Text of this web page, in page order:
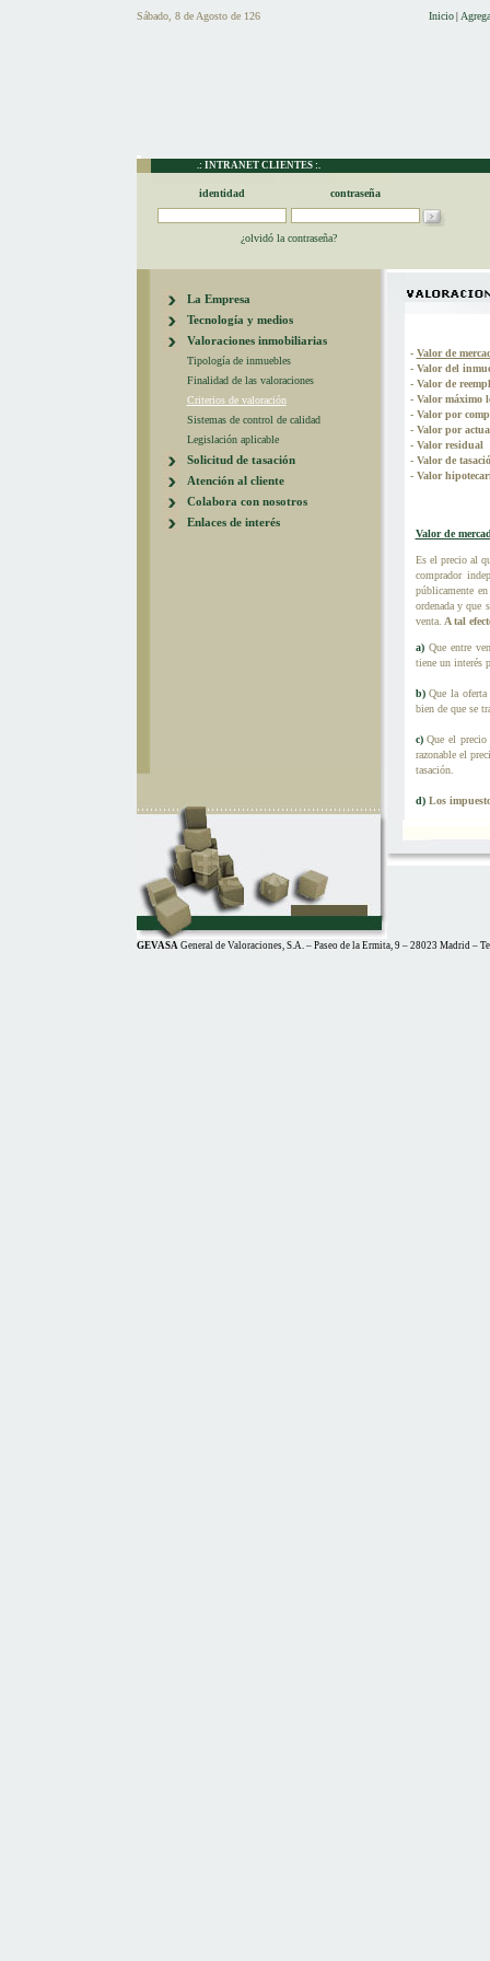
Sábado, 8 de Agosto de 126 Inicio|
.: INTRANET CLIENTES :.
identidad contraseña
¿olvidó la contraseña?
La Empresa
Tecnología y medios
Valoraciones inmobiliarias
Tipología de inmuebles
Finalidad de las valoraciones
Criterios de valoración
Sistemas de control de calidad
Legislación aplicable
Solicitud de tasación
Atención al cliente
Colabora con nosotros
Enlaces de interés
- Valor de
- Valor del
- Valor de
- Valor máximo
- Valor por
- Valor por
- Valor residual
- Valor de
- Valor
Valor de
Es el precio al
comprador
públicamente
ordenada y que
venta. A tal
a)Que entre
tiene un interés
b)Que la oferta
bien de que se
c)Que el precio
razonable el
tasación.
d) Los
GEVASAGeneral de Valoraciones, S.A. – Paseo de la Ermita, 9 – 28023 Madrid –